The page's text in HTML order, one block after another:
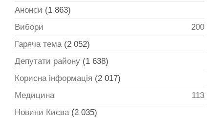
Анонси (1 863)
Вибори
200
Гаряча тема(2 052)
Депутати району (1 638)
Корисна інформація (2 017)
Медицина
113
Новини Києва(2 035)